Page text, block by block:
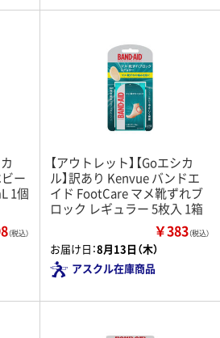
ー
1個
（税込）
【アウトレット】【Goエシカ
ル】訳あり Kenvue バンドエ
イド FootCare マメ靴ずれブ
ロック レギュラー 5枚入 1箱
￥383（税込）
お届け日：8月13日（木）
アスクル在庫商品